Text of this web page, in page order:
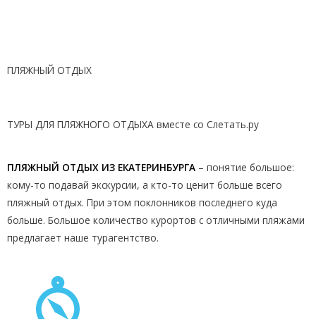
ПЛЯЖНЫЙ ОТДЫХ
ТУРЫ ДЛЯ ПЛЯЖНОГО ОТДЫХА вместе со Слетать.ру
ПЛЯЖНЫЙ ОТДЫХ ИЗ ЕКАТЕРИНБУРГА – понятие большое:
кому-то подавай экскурсии, а кто-то ценит больше всего
пляжный отдых. При этом поклонников последнего куда
больше. Большое количество курортов с отличными пляжами
предлагает наше турагентство.